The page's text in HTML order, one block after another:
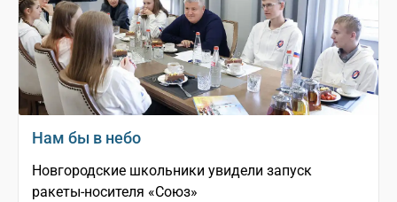
Нам бы в небо
Новгородские школьники увидели запуск
ракеты-носителя «Союз»